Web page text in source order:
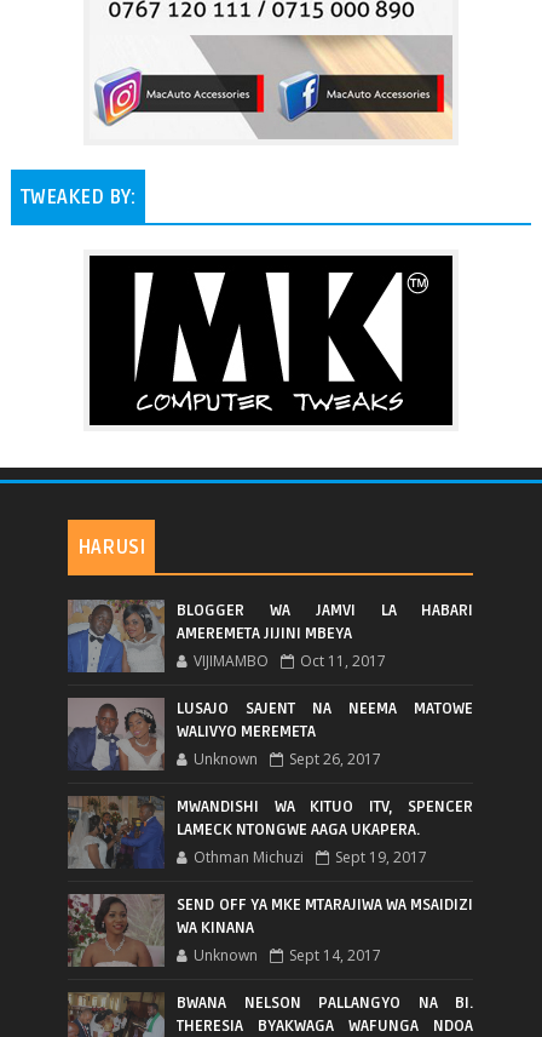
TWEAKED BY:
HARUSI
BLOGGER WA JAMVI LA HABARI
AMEREMETA JIJINI MBEYA
VIJIMAMBO Oct 11, 2017
LUSAJO SAJENT NA NEEMA MATOWE
WALIVYO MEREMETA
Unknown Sept 26, 2017
MWANDISHI WA KITUO ITV, SPENCER
LAMECK NTONGWE AAGA UKAPERA.
Othman Michuzi Sept 19, 2017
SEND OFF YA MKE MTARAJIWA WA MSAIDIZI
WA KINANA
Unknown Sept 14, 2017
BWANA NELSON PALLANGYO NA BI.
THERESIA BYAKWAGA WAFUNGA NDOA